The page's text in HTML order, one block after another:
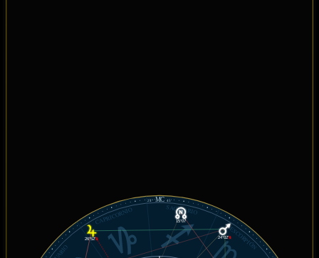
24° MC 45'
ESCORPIÓN
SAGITARIO
CAPRICORNIO
24°02'℞
26°52'℞
15°07'